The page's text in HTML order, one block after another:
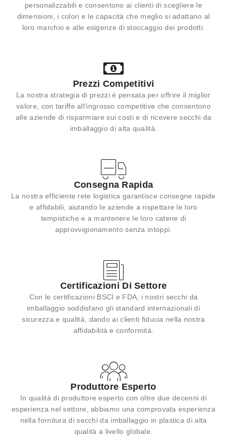
personalizzabili e consentono ai clienti di scegliere le
dimensioni, i colori e le capacità che meglio si adattano al
loro marchio e alle esigenze di stoccaggio dei prodotti.
Prezzi Competitivi
La nostra strategia di prezzi è pensata per offrire il miglior
valore, con tariffe all'ingrosso competitive che consentono
alle aziende di risparmiare sui costi e di ricevere secchi da
imballaggio di alta qualità.
Consegna Rapida
La nostra efficiente rete logistica garantisce consegne rapide
e affidabili, aiutando le aziende a rispettare le loro
tempistiche e a mantenere le loro catene di
approvvigionamento senza intoppi.
Certificazioni Di Settore
Con le certificazioni BSCI e FDA, i nostri secchi da
imballaggio soddisfano gli standard internazionali di
sicurezza e qualità, dando ai clienti fiducia nella nostra
affidabilità e conformità.
Produttore Esperto
In qualità di produttore esperto con oltre due decenni di
esperienza nel settore, abbiamo una comprovata esperienza
nella fornitura di secchi da imballaggio in plastica di alta
qualità a livello globale.